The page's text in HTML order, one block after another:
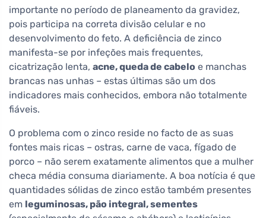
importante no período de planeamento da gravidez,
pois participa na correta divisão celular e no
desenvolvimento do feto. A deficiência de zinco
manifesta-se por infeções mais frequentes,
cicatrização lenta, acne, queda de cabelo e manchas
brancas nas unhas – estas últimas são um dos
indicadores mais conhecidos, embora não totalmente
fiáveis.
O problema com o zinco reside no facto de as suas
fontes mais ricas – ostras, carne de vaca, fígado de
porco – não serem exatamente alimentos que a mulher
checa média consuma diariamente. A boa notícia é que
quantidades sólidas de zinco estão também presentes
em leguminosas, pão integral, sementes